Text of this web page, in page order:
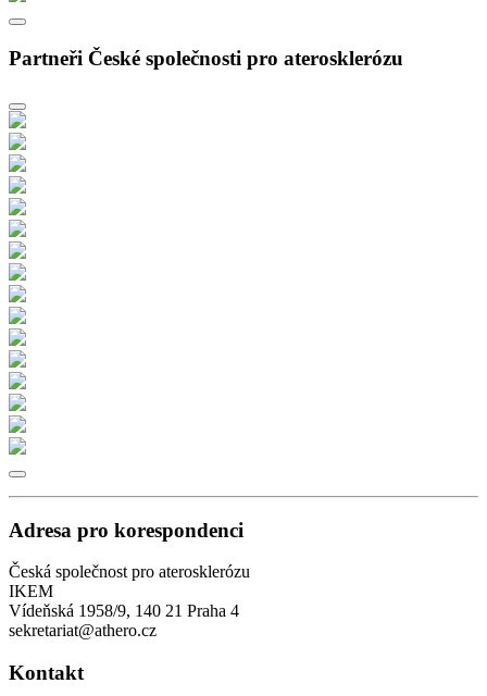
Partneři České společnosti pro aterosklerózu
Adresa pro korespondenci
Česká společnost pro aterosklerózu
IKEM
Vídeňská 1958/9, 140 21 Praha 4
sekretariat@athero.cz
Kontakt